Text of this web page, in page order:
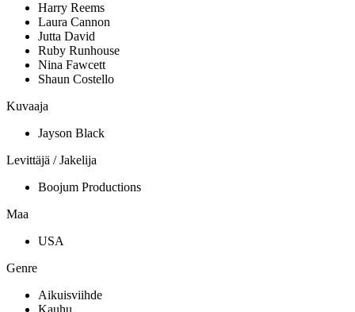
Harry Reems
Laura Cannon
Jutta David
Ruby Runhouse
Nina Fawcett
Shaun Costello
Kuvaaja
Jayson Black
Levittäjä / Jakelija
Boojum Productions
Maa
USA
Genre
Aikuisviihde